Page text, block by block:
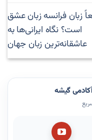
زبان فرانسه زبان عشق
است؟ نگاه ایرانی‌ها به
عاشقانه‌ترین زبان جهان
گیشه